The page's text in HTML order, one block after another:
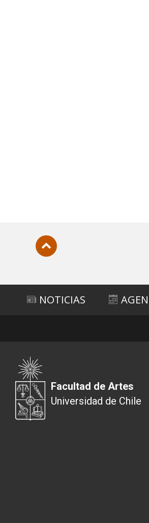
NOTICIAS
Facultad de Artes
Universidad de Chile